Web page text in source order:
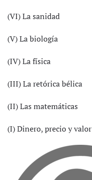
(VI) La sanidad
(V) La biología
(IV) La física
(III) La retórica bélica
(II) Las matemáticas
(I) Dinero, precio y valor